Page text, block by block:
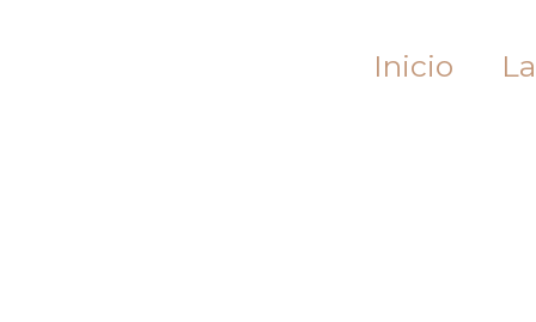
Inicio